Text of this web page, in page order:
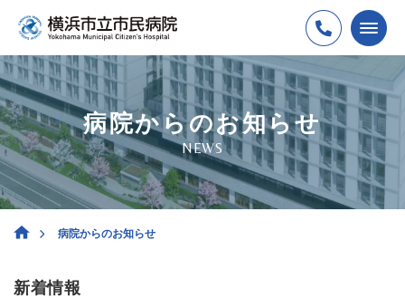
病院からのお知らせ
NEWS
病院からのお知らせ
新着情報